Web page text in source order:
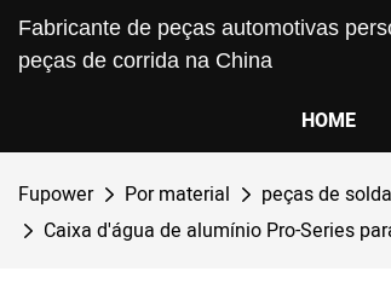
Fabricante de peças automotivas
peças de corrida na China
HOME
Fupower Por material peças de
Caixa d'água de alumínio Pro-Series